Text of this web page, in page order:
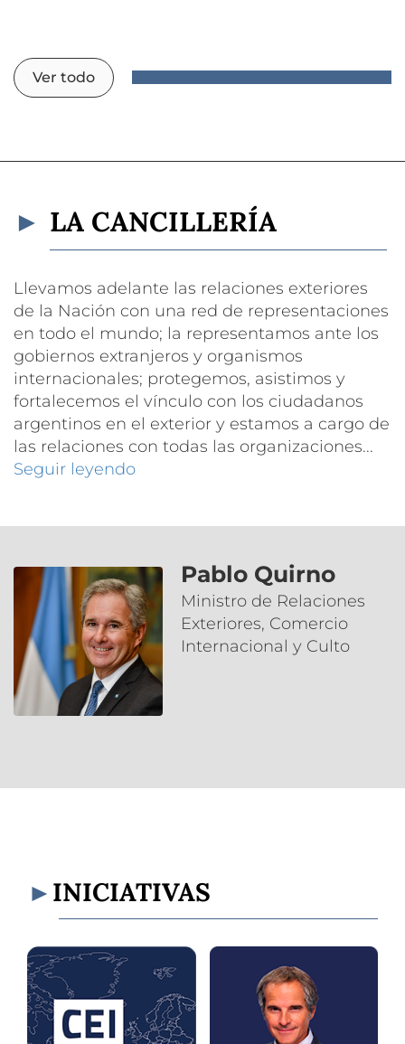
Ver todo
LA CANCILLERÍA
Llevamos adelante las relaciones exteriores
de la Nación con una red de representaciones
en todo el mundo; la representamos ante los
gobiernos extranjeros y organismos
internacionales; protegemos, asistimos y
fortalecemos el vínculo con los ciudadanos
argentinos en el exterior y estamos a cargo de
las relaciones con todas las organizaciones...
Seguir leyendo
Pablo Quirno
Ministro de Relaciones
Exteriores, Comercio
Internacional y Culto
INICIATIVAS